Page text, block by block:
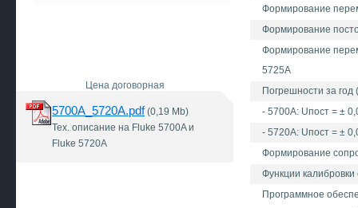
Цена договорная
5700A_5720A.pdf(0,19 Mb)
Тех. описание на Fluke 5700A и
Fluke 5720A
Формирование
Формирование
Формирование
5725А
Погрешности за год
- 5700A: Uпост = ±
- 5720A: Uпост = ±
Формирование
Функции
Программное